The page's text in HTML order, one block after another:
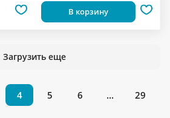
В корзину
Загрузить еще
4 5 6 ... 29